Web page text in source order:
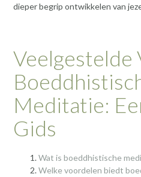
dieper begrip ontwikkelen van
Veelgestelde
Meditatie:
Gids
Wat is boeddhistische
Welke voordelen biedt